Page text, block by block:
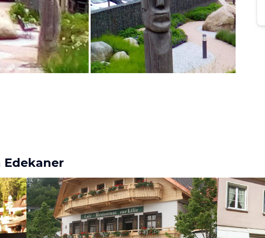
Bild melden
von Steffen
Edekaner